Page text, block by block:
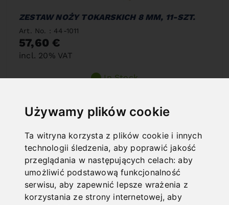
Używamy plików cookie
Ta witryna korzysta z plików cookie i innych
technologii śledzenia, aby poprawić jakość
przeglądania w następujących celach:aby
umożliwić podstawową funkcjonalność
serwisu, aby zapewnić lepsze wrażenia z
korzystania ze strony internetowej,aby
ZESTAW NOŻY TOKARSKICH 8 MM, 11-SZT.
Art. No. : 44-1011
57,60 €
incl. 20% VAT
In Stock